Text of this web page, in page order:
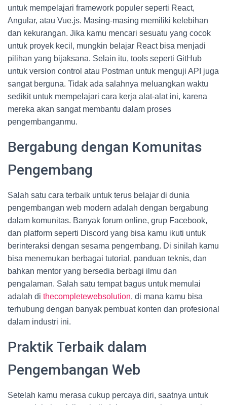
untuk mempelajari framework populer seperti React,
Angular, atau Vue.js. Masing-masing memiliki kelebihan
dan kekurangan. Jika kamu mencari sesuatu yang cocok
untuk proyek kecil, mungkin belajar React bisa menjadi
pilihan yang bijaksana. Selain itu, tools seperti GitHub
untuk version control atau Postman untuk menguji API juga
sangat berguna. Tidak ada salahnya meluangkan waktu
sedikit untuk mempelajari cara kerja alat-alat ini, karena
mereka akan sangat membantu dalam proses
pengembanganmu.
Bergabung dengan Komunitas
Pengembang
Salah satu cara terbaik untuk terus belajar di dunia
pengembangan web modern adalah dengan bergabung
dalam komunitas. Banyak forum online, grup Facebook,
dan platform seperti Discord yang bisa kamu ikuti untuk
berinteraksi dengan sesama pengembang. Di sinilah kamu
bisa menemukan berbagai tutorial, panduan teknis, dan
bahkan mentor yang bersedia berbagi ilmu dan
pengalaman. Salah satu tempat bagus untuk memulai
adalah di thecompletewebsolution, di mana kamu bisa
terhubung dengan banyak pembuat konten dan profesional
dalam industri ini.
Praktik Terbaik dalam
Pengembangan Web
Setelah kamu merasa cukup percaya diri, saatnya untuk